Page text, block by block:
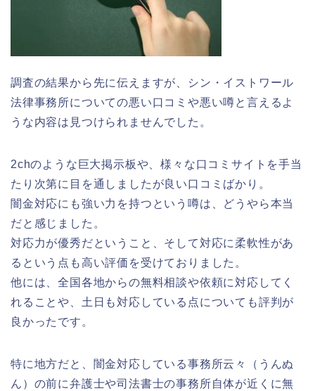
調査の結果から先に伝えますが、シン・イストワール
法律事務所についての悪い口コミや悪い噂と言えるよ
うな内容は見つけられませんでした。
2chのような巨大掲示板や、様々な口コミサイトを手当
たり次第に目を通しましたが良い口コミばかり。
闇金対応にも強い力を持つという噂は、どうやら本当
だと感じました。
対応力が優秀だということ、そして対応に柔軟性があ
るという点も高い評価を受けておりました。
他には、全国各地からの無料相談や依頼に対応してく
れることや、土日も対応している点についても評判が
良かったです。
特に地方だと、闇金対応している事務所云々（うんぬ
ん）の前に弁護士や司法書士の事務所自体が近くに無